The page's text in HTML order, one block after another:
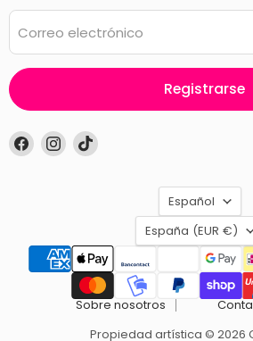
Correo electrónico
Registrarse
Encuéntrenos
en
Encuéntrenos
en
Encuéntrenos
Idioma
Español
País
España (EUR €)
Sobre nosotros
Propiedad artística © 2026